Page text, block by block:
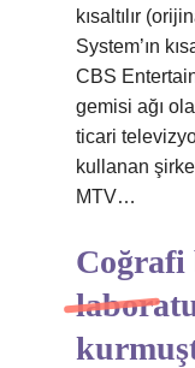
kısaltılır
System’ın
CBS
gemisi ağı
ticari
kullanan
MTV…
Coğrafi